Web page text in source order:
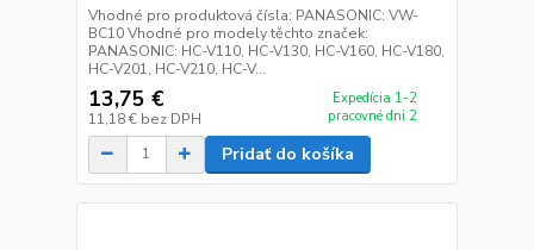
Vhodné pro produktová čísla: PANASONIC: VW-
BC10 Vhodné pro modely těchto značek:
PANASONIC: HC-V110, HC-V130, HC-V160, HC-V180,
HC-V201, HC-V210, HC-V...
13,75 €
11,18 € bez DPH
Expedícia 1-2
pracovné dni 2
Pridať do košíka